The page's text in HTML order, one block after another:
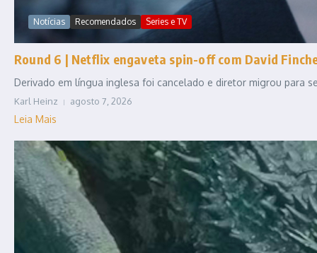
Notícias Recomendados Series e TV
Round 6 | Netflix engaveta spin-off com David
Derivado em língua inglesa foi cancelado e diretor migrou para
Karl Heinz agosto 7, 2026
Leia Mais